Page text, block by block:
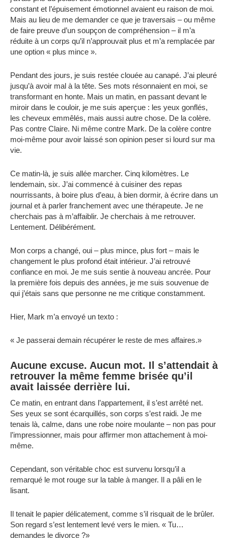
constant et l’épuisement émotionnel avaient eu raison de moi.
Mais au lieu de me demander ce que je traversais – ou même
de faire preuve d’un soupçon de compréhension – il m’a
réduite à un corps qu’il n’approuvait plus et m’a remplacée par
une option « plus mince ».
Pendant des jours, je suis restée clouée au canapé. J’ai pleuré
jusqu’à avoir mal à la tête. Ses mots résonnaient en moi, se
transformant en honte. Mais un matin, en passant devant le
miroir dans le couloir, je me suis aperçue : les yeux gonflés,
les cheveux emmêlés, mais aussi autre chose. De la colère.
Pas contre Claire. Ni même contre Mark. De la colère contre
moi-même pour avoir laissé son opinion peser si lourd sur ma
vie.
Ce matin-là, je suis allée marcher. Cinq kilomètres. Le
lendemain, six. J’ai commencé à cuisiner des repas
nourrissants, à boire plus d’eau, à bien dormir, à écrire dans un
journal et à parler franchement avec une thérapeute. Je ne
cherchais pas à m’affaiblir. Je cherchais à me retrouver.
Lentement. Délibérément.
Mon corps a changé, oui – plus mince, plus fort – mais le
changement le plus profond était intérieur. J’ai retrouvé
confiance en moi. Je me suis sentie à nouveau ancrée. Pour
la première fois depuis des années, je me suis souvenue de
qui j’étais sans que personne ne me critique constamment.
Hier, Mark m’a envoyé un texto :
« Je passerai demain récupérer le reste de mes affaires.»
Aucune excuse. Aucun mot. Il s’attendait à
retrouver la même femme brisée qu’il
avait laissée derrière lui.
Ce matin, en entrant dans l’appartement, il s’est arrêté net.
Ses yeux se sont écarquillés, son corps s’est raidi. Je me
tenais là, calme, dans une robe noire moulante – non pas pour
l’impressionner, mais pour affirmer mon attachement à moi-
même.
Cependant, son véritable choc est survenu lorsqu’il a
remarqué le mot rouge sur la table à manger. Il a pâli en le
lisant.
Il tenait le papier délicatement, comme s’il risquait de le brûler.
Son regard s’est lentement levé vers le mien. « Tu…
demandes le divorce ?»